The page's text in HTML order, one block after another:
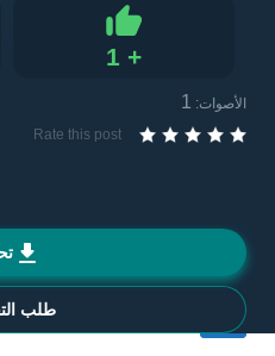
+
1
Like
الأصوات: 1
Rate this post
طلب